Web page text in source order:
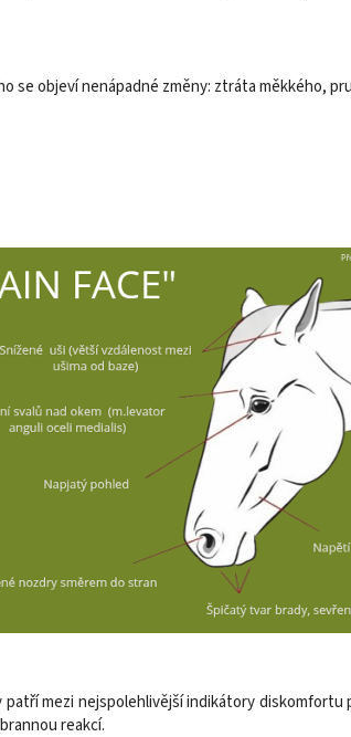
se objeví nenápadné změny: ztráta měkkého,
patří mezi nejspolehlivější indikátory
reakcí.